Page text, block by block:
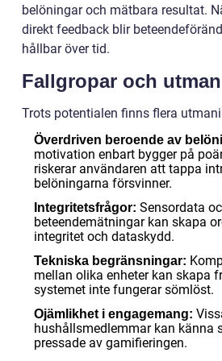
belöningar och mätbara resultat.
direkt feedback blir
hållbar över tid.
Fallgropar och
Trots potentialen finns flera
Överdriven beroende av
motivation enbart bygger på
riskerar användaren att tappa
belöningarna försvinner.
Integritetsfrågor: Sensordata
beteendemätningar kan skapa
integritet och dataskydd.
Tekniska begränsningar:
mellan olika enheter kan skapa
systemet inte fungerar sömlöst.
Ojämlikhet i engagemang:
hushållsmedlemmar kan känna
pressade av gamifieringen.